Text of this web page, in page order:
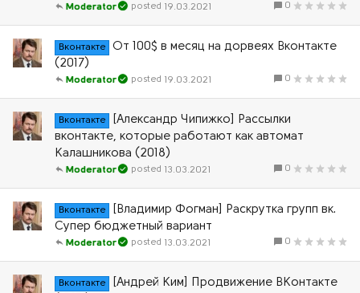
0
19.03.2021
Moderator
Вконтакте
От 100$ в месяц на дорвеях Вконтакте
(2017)
0
19.03.2021
Moderator
Вконтакте
[Александр Чипижко] Рассылки
вконтакте, которые работают как автомат
Калашникова (2018)
0
13.03.2021
Moderator
Вконтакте
[Владимир Фогман] Раскрутка групп вк.
Супер бюджетный вариант
0
13.03.2021
Moderator
Вконтакте
[Андрей Ким] Продвижение ВКонтакте